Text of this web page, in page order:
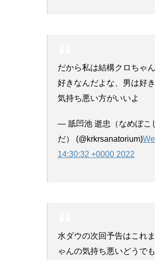
だから私は結構クロちゃ
好きなんだよな、男は好
気持ち悪い方がいいよ
— 舐凹池 逝忠（なめぼこ
だ） (@krkrsanatorium)
14:30:32 +0000 2022
水ダウの次回予告はこれ
ゃんの気持ち悪いどうで